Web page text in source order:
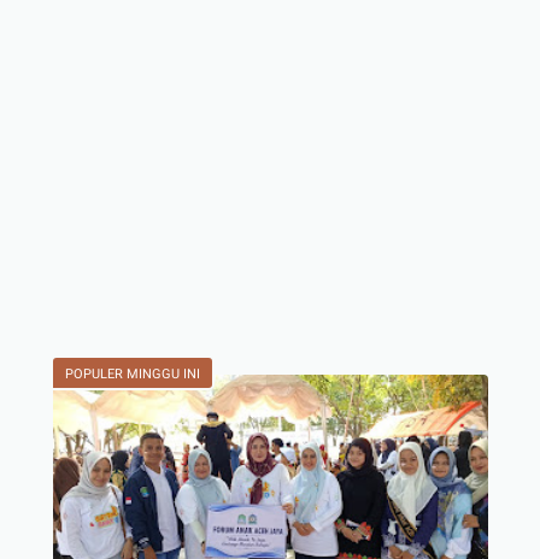
POPULER MINGGU INI